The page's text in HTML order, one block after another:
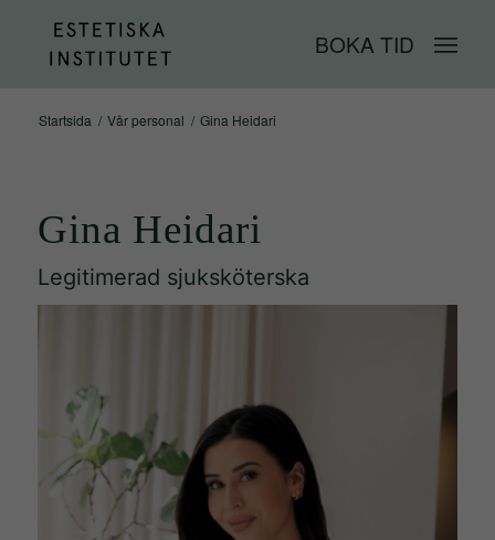
BOKA TID
Startsida / Vår personal / Gina Heidari
Gina Heidari
Legitimerad sjuksköterska